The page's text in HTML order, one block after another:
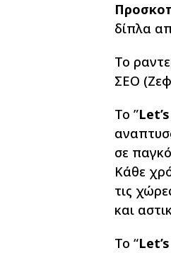
δίπλα
Το
ΣΕΟ
Το ”
σε
Κάθε
τις
και
Το “